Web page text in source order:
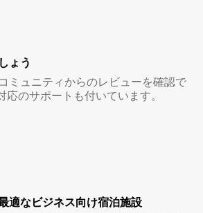
ょう
ミュニティからのレビューを確認で
応のサポートも付いています。
適⁠なビ⁠ジ⁠ネ⁠ス⁠向⁠け宿⁠泊⁠施⁠設